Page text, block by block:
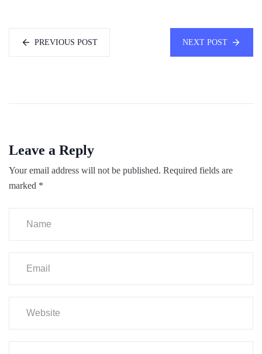
PREVIOUS POST NEXT POST
Leave a Reply
Your email address will not be published. Required fields are
marked *